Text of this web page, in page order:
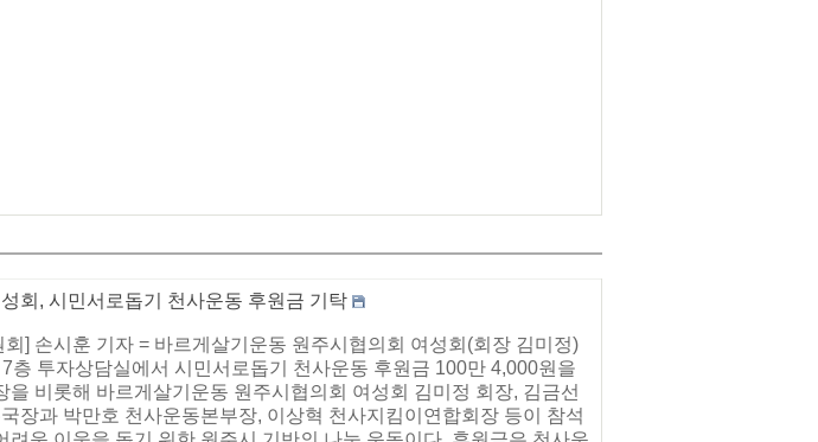
회, 시민서로돕기 천사운동 후원금 기탁
] 손시훈 기자 = 바르게살기운동 원주시협의회 여성회(회장 김미정)
층 투자상담실에서 시민서로돕기 천사운동 후원금 100만 4,000원을
을 비롯해 바르게살기운동 원주시협의회 여성회 김미정 회장, 김금선
장과 박만호 천사운동본부장, 이상혁 천사지킴이연합회장 등이 참석